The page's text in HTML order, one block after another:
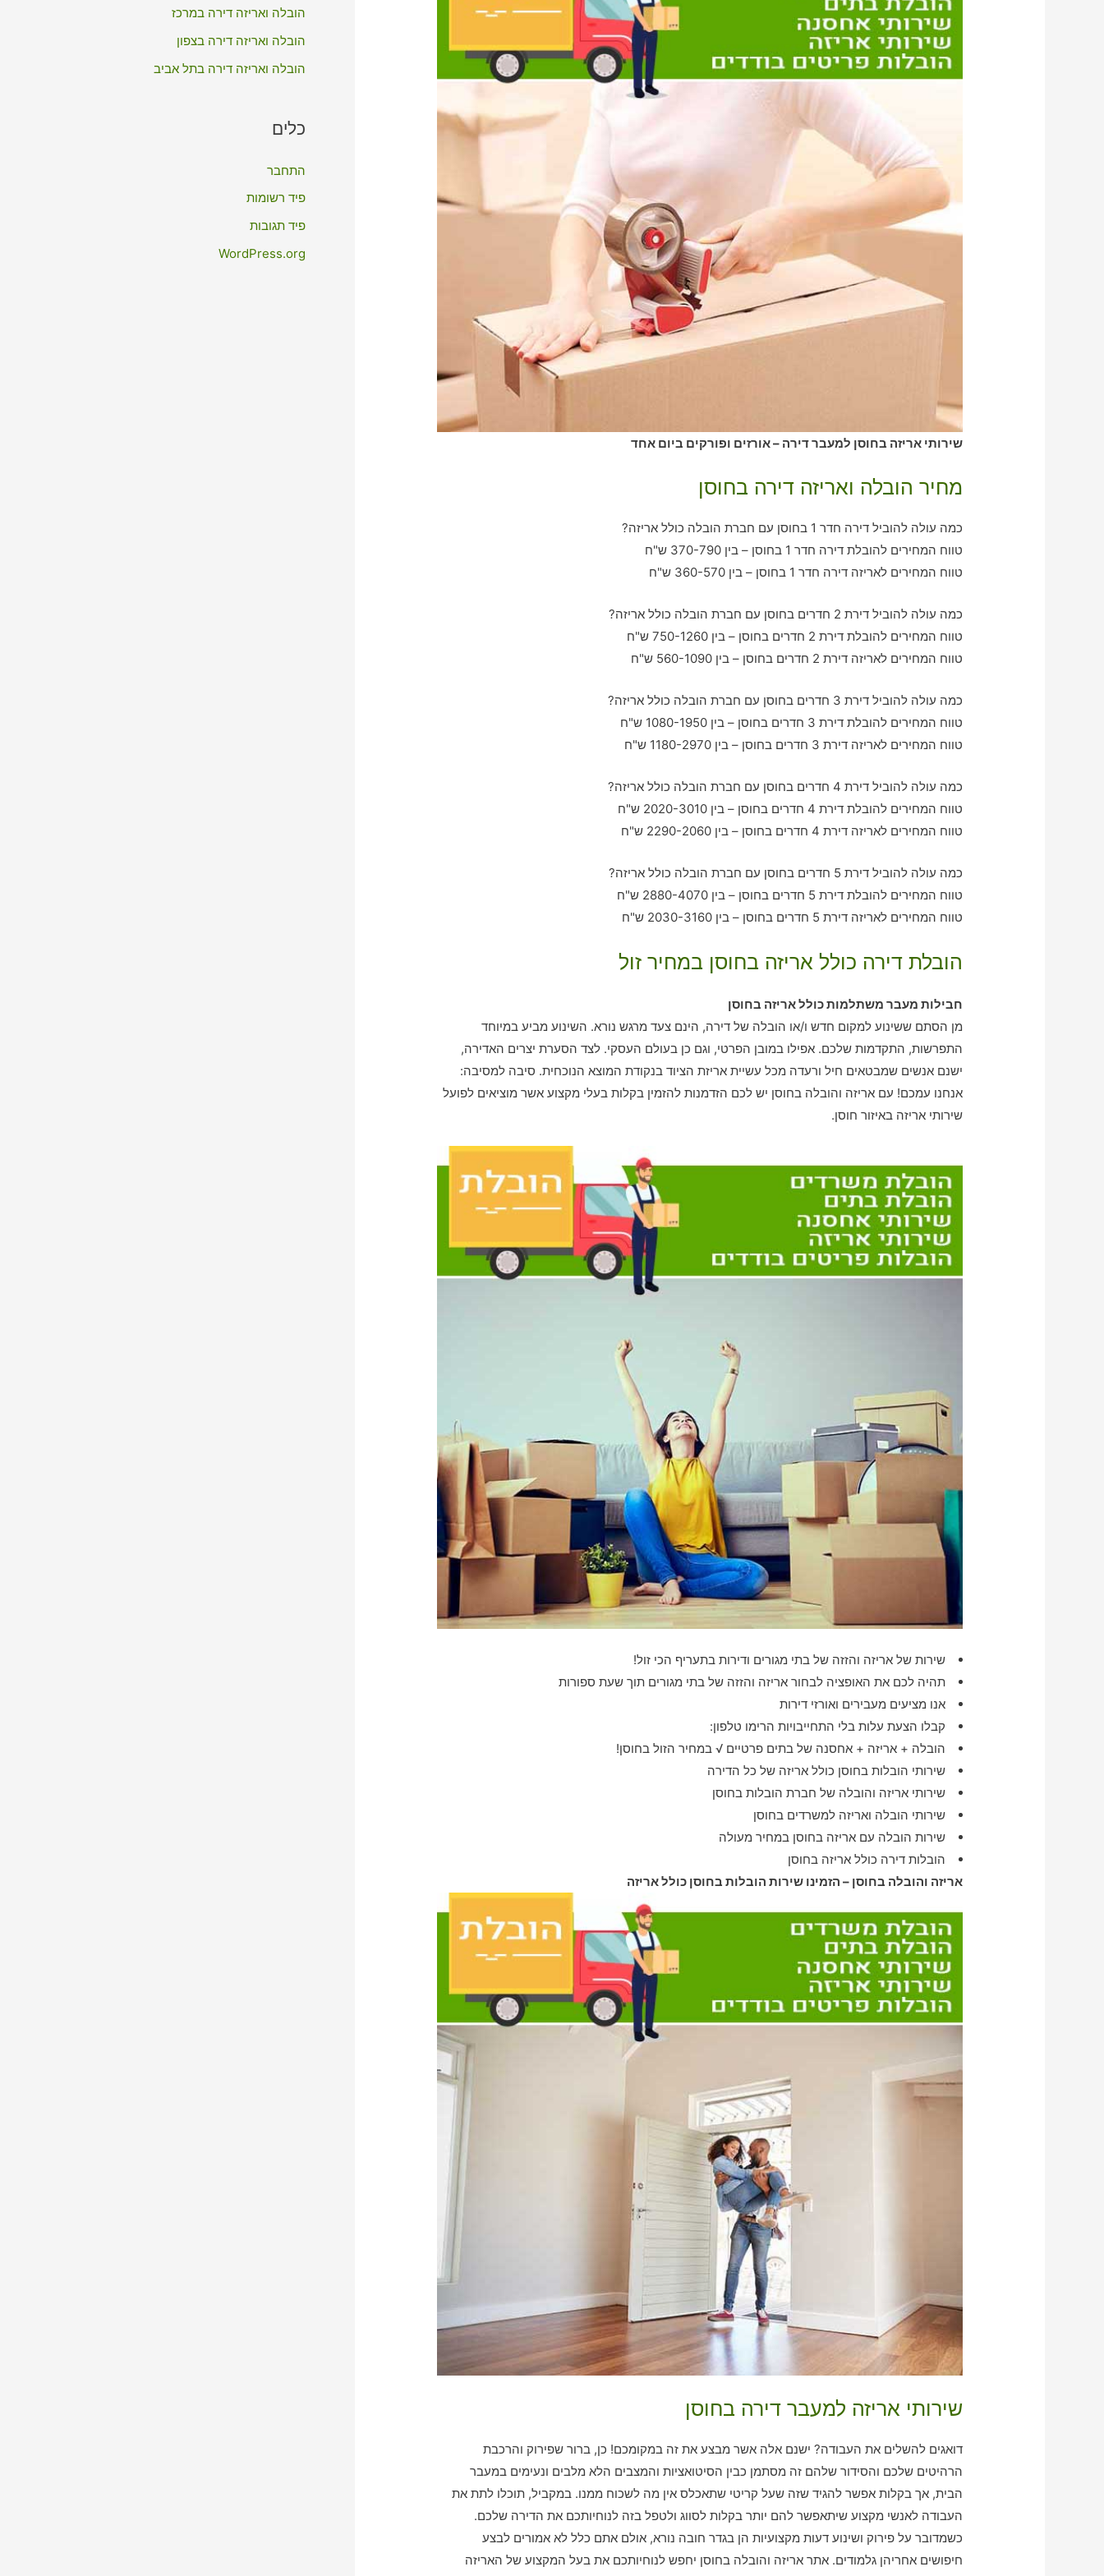
שירותי אריזה בחוסן למעבר דירה – אורזים ופורקים ביום אחד
מחיר הובלה ואריזה דירה בחוסן
כמה עולה להוביל דירה חדר 1 בחוסן עם חברת הובלה כולל אריזה?
טווח המחירים להובלת דירה חדר 1 בחוסן – בין 370-790 ש"ח
טווח המחירים לאריזה דירה חדר 1 בחוסן – בין 360-570 ש"ח
כמה עולה להוביל דירת 2 חדרים בחוסן עם חברת הובלה כולל אריזה?
טווח המחירים להובלת דירת 2 חדרים בחוסן – בין 750-1260 ש"ח
טווח המחירים לאריזה דירת 2 חדרים בחוסן – בין 560-1090 ש"ח
כמה עולה להוביל דירת 3 חדרים בחוסן עם חברת הובלה כולל אריזה?
טווח המחירים להובלת דירת 3 חדרים בחוסן – בין 1080-1950 ש"ח
טווח המחירים לאריזה דירת 3 חדרים בחוסן – בין 1180-2970 ש"ח
כמה עולה להוביל דירת 4 חדרים בחוסן עם חברת הובלה כולל אריזה?
טווח המחירים להובלת דירת 4 חדרים בחוסן – בין 2020-3010 ש"ח
טווח המחירים לאריזה דירת 4 חדרים בחוסן – בין 2290-2060 ש"ח
כמה עולה להוביל דירת 5 חדרים בחוסן עם חברת הובלה כולל אריזה?
טווח המחירים להובלת דירת 5 חדרים בחוסן – בין 2880-4070 ש"ח
טווח המחירים לאריזה דירת 5 חדרים בחוסן – בין 2030-3160 ש"ח
הובלת דירה כולל אריזה בחוסן במחיר זול
חבילות מעבר משתלמות כולל אריזה בחוסן
מן הסתם ששינוע למקום חדש ו/או הובלה של דירה, הינם צעד מרגש נורא. השינוע מביע במיוחד
התפרשות, התקדמות שלכם. אפילו במובן הפרטי, וגם כן בעולם העסקי. לצד הסערת יצרים האדירה,
ישנם אנשים שמבטאים חיל ורעדה מכל עשיית אריזת הציוד בנקודת המוצא הנוכחית. סיבה למסיבה:
אנחנו עמכם! עם אריזה והובלה בחוסן יש לכם הזדמנות להזמין בקלות בעלי מקצוע אשר מוציאים לפועל
שירותי אריזה באיזור חוסן.
שירות של אריזה והזזה של בתי מגורים ודירות בתעריף הכי זול!
תהיה לכם את האופציה לבחור אריזה והזזה של בתי מגורים תוך שעת ספורות
אנו מציעים מעבירים ואורזי דירות
קבלו הצעת עלות בלי התחייבויות הרימו טלפון:
הובלה + אריזה + אחסנה של בתים פרטיים √ במחיר הזול בחוסן!
שירותי הובלות בחוסן כולל אריזה של כל הדירה
שירותי אריזה והובלה של חברת הובלות בחוסן
שירותי הובלה ואריזה למשרדים בחוסן
שירות הובלה עם אריזה בחוסן במחיר מעולה
הובלות דירה כולל אריזה בחוסן
אריזה והובלה בחוסן – הזמינו שירות הובלות בחוסן כולל אריזה
שירותי אריזה למעבר דירה בחוסן
דואגים להשלים את העבודה? ישנם אלה אשר מבצע את זה במקומכם! כן, ברור שפירוק והרכבת
הרהיטים שלכם והסידור שלהם זה מסתמן כבין הסיטואציות והמצבים הלא מלבים ונעימים במעבר
הבית, אך בקלות אפשר להגיד שזה שעל קריטי שתאכלס אין מה לשכוח ממנו. במקביל, תוכלו לתת את
העבודה לאנשי מקצוע שיתאפשר להם יותר בקלות לסווג ולטפל בזה לנוחיותכם את הדירה שלכם.
כשמדובר על פירוק ושינוע דעות מקצועיות הן בגדר חובה נורא, אולם אתם כלל לא אמורים לבצע
חיפושים אחריהן גלמודים. אתר אריזה והובלה בחוסן יחפש לנוחיותכם את בעל המקצוע של האריזה
הובלה ואריזה דירה במרכז
הובלה ואריזה דירה בצפון
הובלה ואריזה דירה בתל אביב
כלים
התחבר
פיד רשומות
פיד תגובות
WordPress.org